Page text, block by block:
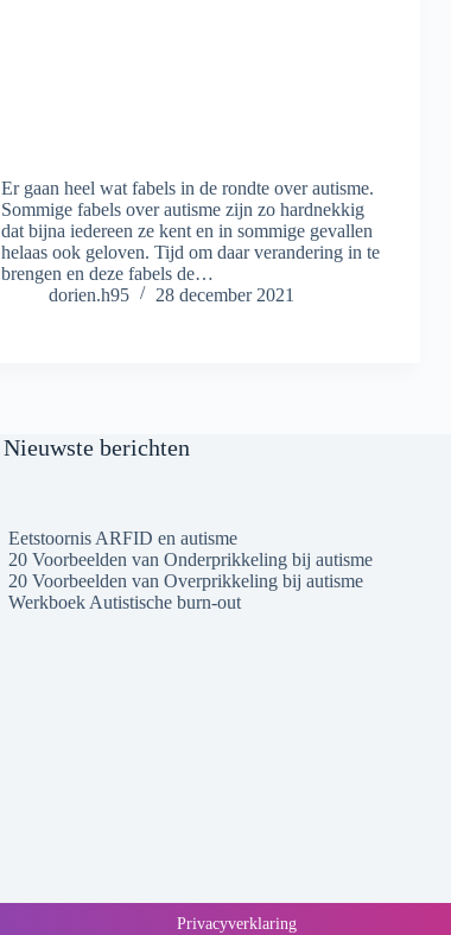
Er gaan heel wat fabels in de rondte over autisme.
Sommige fabels over autisme zijn zo hardnekkig
dat bijna iedereen ze kent en in sommige gevallen
helaas ook geloven. Tijd om daar verandering in te
brengen en deze fabels de…
dorien.h95
28 december 2021
Nieuwste berichten
Eetstoornis ARFID en autisme
20 Voorbeelden van Onderprikkeling bij autisme
20 Voorbeelden van Overprikkeling bij autisme
Werkboek Autistische burn-out
Privacyverklaring